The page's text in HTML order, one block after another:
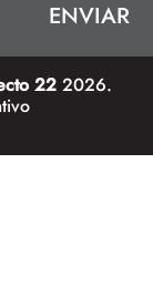
22 2026.